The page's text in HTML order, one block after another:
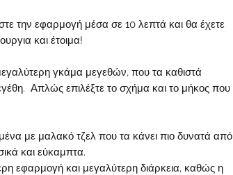
την εφαρμογή μέσα σε 10 λεπτά και θα έχετε
και έτοιμα!
γκάμα μεγεθών, που τα καθιστά
Απλώς επιλέξτε το σχήμα και το μήκος που
με μαλακό τζελ που τα κάνει πιο δυνατά από
και εύκαμπτα.
εφαρμογή και μεγαλύτερη διάρκεια, καθώς η